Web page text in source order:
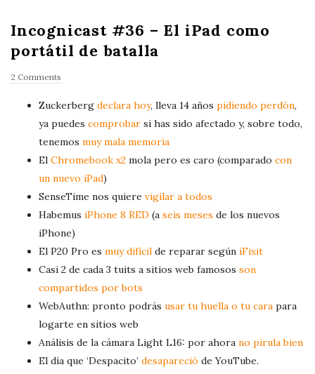
l
y
e
Incognicast #36 – El iPad como
portátil de batalla
2 Comments
Zuckerberg declara hoy, lleva 14 años pidiendo perdón,
ya puedes comprobar si has sido afectado y, sobre todo,
tenemos muy mala memoria
El Chromebook x2 mola pero es caro (comparado con
un nuevo iPad)
SenseTime nos quiere vigilar a todos
Habemus iPhone 8 RED (a seis meses de los nuevos
iPhone)
El P20 Pro es muy difícil de reparar según iFixit
Casi 2 de cada 3 tuits a sitios web famosos son
compartidos por bots
WebAuthn: pronto podrás usar tu huella o tu cara para
logarte en sitios web
Análisis de la cámara Light L16: por ahora no pirula bien
El día que ‘Despacito’ desapareció de YouTube.